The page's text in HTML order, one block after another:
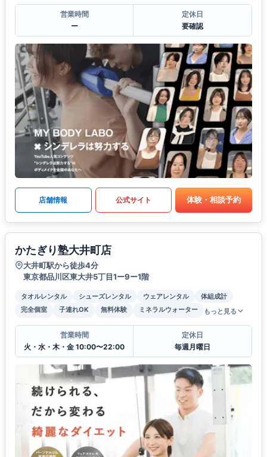
営業時間
ー
定休日
要確認
店舗情報 公式サイト 体験・相談予約
かたぎり塾大井町店
大井町駅から徒歩4分
東京都品川区東大井5丁目1ー9ー1階
タオルレンタル シューズレンタル ウェアレンタル
体組成計
完全個室
子連れOK 無料体験 ミネラルウォーター もっと見る
営業時間
火・水・木・金 10:00〜22:00
定休日
毎週月曜日